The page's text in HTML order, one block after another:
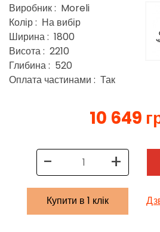
Виробник : Moreli
Колір : На вибір
Ширина : 1800
Висота : 2210
Глибина : 520
Оплата частинами : Так
10 649
- +
Купити в 1 клік